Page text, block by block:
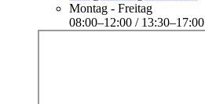
Montag - Freitag
08:00–12:00 / 13:30–17:00